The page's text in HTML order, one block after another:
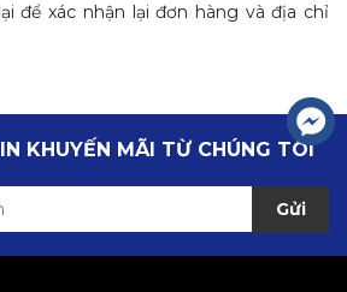
để xác nhận lại đơn hàng và địa chỉ
KHUYẾN MÃI TỪ CHÚNG TÔI
Gửi